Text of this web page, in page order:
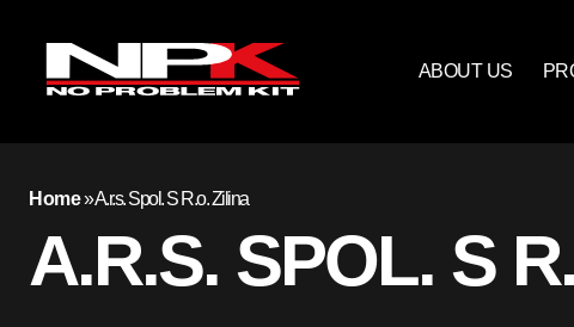
ABOUT US
Home»A.r.s. Spol. S R.o. Zilina
A.R.S. SPOL. S